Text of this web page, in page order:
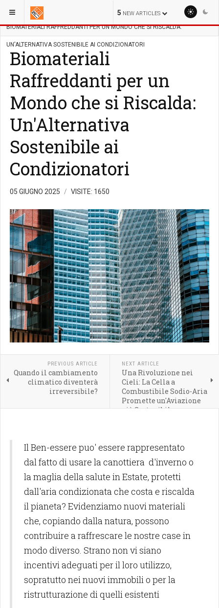
5 NEW ARTICLES
SEI QUI: DA FONTI RINNOVABILI
BIOMATERIALI RAFFREDDANTI PER UN MONDO CHE SI RISCALDA:
UN'ALTERNATIVA SOSTENIBILE AI CONDIZIONATORI
Biomateriali
Raffreddanti per un
Mondo che si Riscalda:
Un'Alternativa
Sostenibile ai
Condizionatori
05 GIUGNO 2025 VISITE: 1650
PREVIOUS ARTICLE
Quando il cambiamento
climatico diventerà
irreversibile?
NEXT ARTICLE
Una Rivoluzione nei
Cieli: La Cella a
Combustibile Sodio-Aria
Promette un'Aviazione
più Sostenibile
Il Ben-essere puo' essere rappresentato
dal fatto di usare la canottiera d'inverno o
la maglia della salute in Estate, protetti
dall'aria condizionata che costa e riscalda
il pianeta? Evidenziamo nuovi materiali
che, copiando dalla natura, possono
contribuire a raffrescare le nostre case in
modo diverso. Strano non vi siano
incentivi adeguati per il loro utilizzo,
sopratutto nei nuovi immobili o per la
ristrutturazione di quelli esistenti